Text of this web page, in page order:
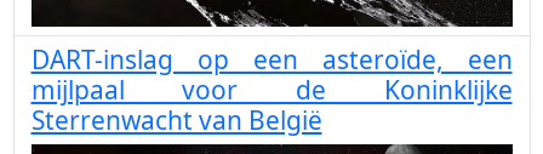
DART-inslag op een asteroïde, een
mijlpaal voor de Koninklijke
Sterrenwacht van België